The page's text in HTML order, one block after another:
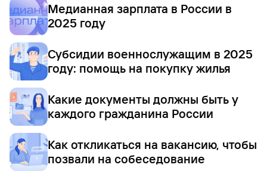
Медианная зарплата в России в
2025 году
Субсидии военнослужащим в 2025
году: помощь на покупку жилья
Какие документы должны быть у
каждого гражданина России
Как откликаться на вакансию, чтобы
позвали на собеседование